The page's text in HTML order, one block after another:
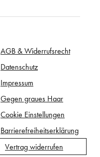
AGB & Widerrufsrecht
Datenschutz
Impressum
Gegen graues Haar
Cookie Einstellungen
Barrierefreiheitserklärung
Vertrag widerrufen